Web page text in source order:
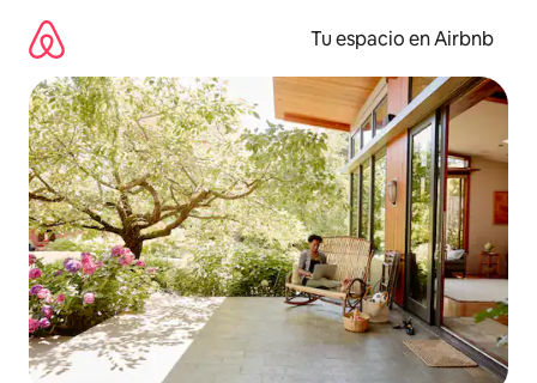
contenido
Tu espacio en Airbnb